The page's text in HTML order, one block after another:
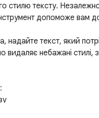
стилю тексту.
допоможе вам
текст, який
видаляє небажані